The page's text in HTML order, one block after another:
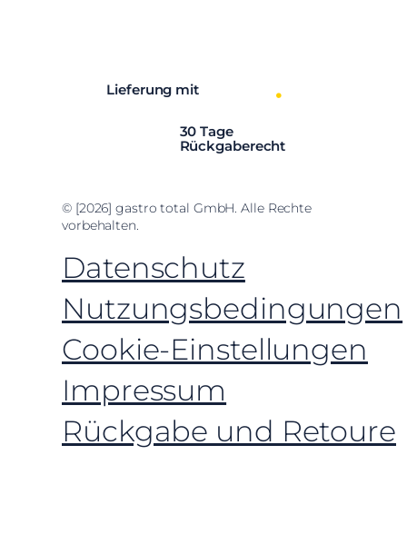
Lieferung mit
30 Tage
Rückgaberecht
© [2026] gastro total GmbH. Alle Rechte
vorbehalten.
Datenschutz
Nutzungsbedingungen
Cookie-Einstellungen
Impressum
Rückgabe und Retoure